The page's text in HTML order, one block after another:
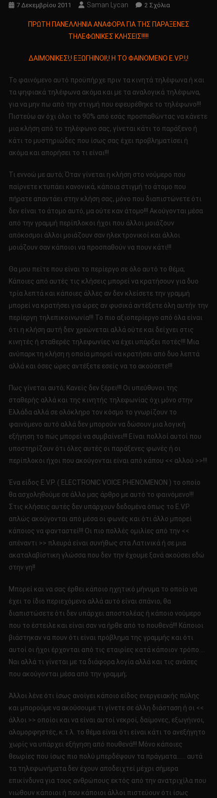
7 Δεκεμβρίου 2011 Saman Lycan 2 ΣχόλιαΣτο
ΠΑΝΕΛΛΗΝΙΑ
ΤΗΣ
ΤΗΛΕΦΩΝΙΚΕΣ
ΚΛΗΣΕΙΣ!!!!!
ΔΑΙΜΟΝΙΚΕΣ!;!
ΕΞΩΓΗΙΝΟΙ!;!
Η
ΤΟ
ΠΡΩΤΗ ΠΑΝΕΛΛΗΝΙΑ ΑΝΑΦΟΡΑ ΓΙΑ ΤΗΣ ΠΑΡΑΞΕΝΕΣ
ΤΗΛΕΦΩΝΙΚΕΣ ΚΛΗΣΕΙΣ!!!!!
ΔΑΙΜΟΝΙΚΕΣ!;! ΕΞΩΓΗΙΝΟΙ!;! Η ΤΟ ΦΑΙΝΟΜΕΝΟ E.V.P.!;!
To φαινόμενο αυτό προϋπήρχε πριν τα κινητά τηλέφωνα ή και
τα ψηφιακά τηλέφωνα ακόμα και με τα αναλογικά τηλέφωνα,
για να μην πω από την στιγμή που εφευρέθηκε το τηλέφωνο!!!
Πιστεύω αν όχι όλοι το 90% από εσάς προσπαθώντας να κάνετε
μια κλήση από το τηλέφωνο σας, γίνεται κάτι το παράξενο ή
κάτι το μυστηριώδες που ίσως σας έχει προβληματίσει ή
ακόμα και απορήσει το τι είναι!!!
Τι εννοώ με αυτό; Όταν γίνεται η κλήση στο νούμερο που
παίρνετε κτυπάει κανονικά, κάποια στιγμή το άτομο που
πήρατε απαντάει στην κλήση σας, μόνο που διαπιστώνετε ότι
δεν είναι το άτομο αυτό, μα ούτε καν άτομο!!! Ακούγονται μέσα
από την γραμμή περίπλοκοι ήχοι που άλλοι μοιάζουν
απόκοσμοι άλλοι μοιάζουν σαν ηλεκτρονικοί και άλλοι
μοιάζουν σαν κάποιοι να προσπαθούν να πουν κάτι!!!
Θα μου πείτε που είναι το περίεργο σε όλο αυτό το θέμα;
Κάποιες από αυτές τις κλήσεις μπορεί να κρατήσουν για δυο
τρία λεπτά και κάποιες άλλες αν δεν κλείσετε την γραμμή
μπορεί να κρατήσει για ώρες αν φυσικά αντέξετε όλη αυτήν την
περίεργη τηλεπικοινωνία!!! Το πιο αξιοπερίεργο από όλα είναι
ότι η κλήση αυτή δεν χρεώνεται αλλά ούτε και δείχνει στις
κινητές ή σταθερές τηλεφωνίες να έχει υπάρξει ποτές!!! Μια
ανύπαρκτη κλήση η οποία μπορεί να κρατήσει από δυο λεπτά
αλλά και όσες ώρες αντέξετε εσείς να το ακούσετε!!!
Πως γίνεται αυτό; Κανείς δεν ξέρει!!! Οι υπεύθυνοι της
σταθερής αλλά και της κινητής τηλεφωνίας όχι μόνο στην
Ελλάδα αλλά σε ολόκληρο τον κόσμο το γνωρίζουν το
φαινόμενο αυτό αλλά δεν μπορούν να δώσουν μια λογική
εξήγηση το πώς μπορεί να συμβαίνει!!! Είναι πολλοί αυτοί που
υποστηρίζουν ότι όλες αυτές οι παράξενες φωνές ή οι
περίπλοκοι ήχοι που ακούγονται είναι από κάπου << αλλού >>!!!
Ένα είδος E.V.P. ( ELECTRONIC VOICE PHENOMENON ) το οποίο
θα ασχοληθούμε σε άλλο μας άρθρο με αυτό το φαινόμενο!!!
Στις κλήσεις αυτές δεν υπάρχουν δεδομένα όπως το E.V.P.
απλώς ακούγονται από μέσα οι φωνές και ότι άλλο μπορεί
κάποιος να φανταστεί!!! Οι πιο πολλές ομιλίες από την <<
απέναντι >> πλευρά είναι συνήθως στα Λατινικά ή σε μια
ακαταλαβίστικη γλώσσα που δεν την έχουμε ξανά ακούσει εδώ
στην γη!!
Μπορεί και να σας έρθει κάποιο ηχητικό μήνυμα το οποίο να
έχει το ίδιο περιεχόμενο αλλά αυτό είναι σπάνιο, θα
διαπιστώσετε ότι δεν υπάρχει αποστολέας ή κάποιο νούμερο
που το έστειλε και είναι σαν να ήρθε από το πουθενά!!! Κάποιοι
βιάστηκαν να πουν ότι είναι πρόβλημα της γραμμής και ότι
αυτοί οι ήχοι έρχονται από τις εταιρίες κατά κάποιον τρόπο….
Ναι αλλά τι γίνεται με τα διάφορα λογία αλλά και τις ανάσες
που ακούγονται μέσα από την γραμμή;
Άλλοι λένε ότι ίσως ανοίγει κάποιο είδος ενεργειακής πύλης
και μπορούμε να ακούσουμε τι γίνετε σε άλλη διάσταση ή οι <<
άλλοι >> οποίοι και να είναι αυτοί νεκροί, δαίμονες, εξωγήινοι,
αλομορφηστές, κ.τ.λ. το θέμα είναι ότι είναι κάτι το ανεξήγητο
χωρίς να υπάρχει εξήγηση από πουθενά!!! Μόνο κάποιες
θεωρίες που ίσως πιο πολύ μπερδέψουν τα πράγματα…… αυτά
τα τηλεφωνήματα δεν έχουν αποδειχτεί μέχρι σήμερα
επικίνδυνα για τους ανθρώπους εκτός από την ανατριχίλα που
νιώθουν κάποιοι ή που κάποιοι άλλοι πιστεύουν ότι ίσως